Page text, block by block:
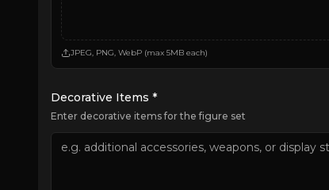
JPEG, PNG, WebP (max 5MB each)
Decorative Items *
Enter decorative items for the figure set